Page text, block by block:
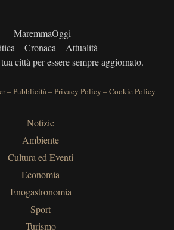
MaremmaOggi
– Cronaca – Attualità
città per essere sempre aggiornato.
–Pubblicità–Privacy Policy –Cookie Policy
Notizie
Ambiente
Cultura ed Eventi
Economia
Enogastronomia
Sport
Turismo